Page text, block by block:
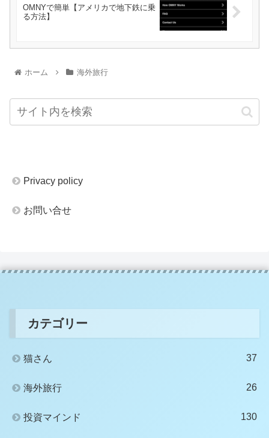
OMNYで簡単【アメリカで地下鉄に乗
る方法】
ホーム 海外旅行
Privacy policy
お問い合せ
カテゴリー
猫さん 37
海外旅行 26
投資マインド 130